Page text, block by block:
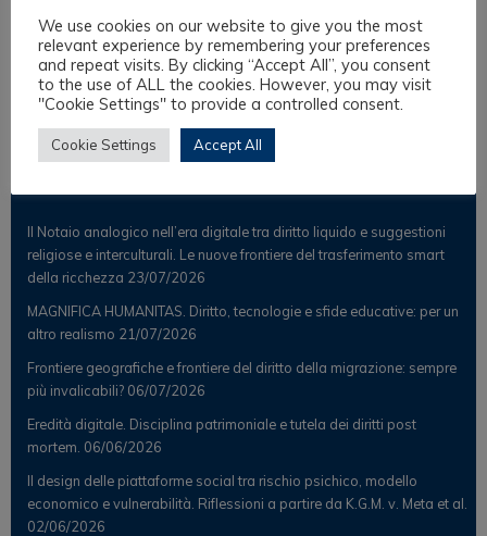
Osservatorio
Notizie
Osservatorio Scientifico
Il Notaio analogico nell’era digitale tra diritto liquido e suggestioni
religiose e interculturali. Le nuove frontiere del trasferimento smart
della ricchezza 23/07/2026
MAGNIFICA HUMANITAS. Diritto, tecnologie e sfide educative: per un
altro realismo 21/07/2026
Frontiere geografiche e frontiere del diritto della migrazione: sempre
più invalicabili? 06/07/2026
Eredità digitale. Disciplina patrimoniale e tutela dei diritti post
mortem. 06/06/2026
Il design delle piattaforme social tra rischio psichico, modello
economico e vulnerabilità. Riflessioni a partire da K.G.M. v. Meta et al.
02/06/2026
We use cookies on our website to give you the most
relevant experience by remembering your preferences
and repeat visits. By clicking “Accept All”, you consent
to the use of ALL the cookies. However, you may visit
"Cookie Settings" to provide a controlled consent.
Cookie Settings Accept All